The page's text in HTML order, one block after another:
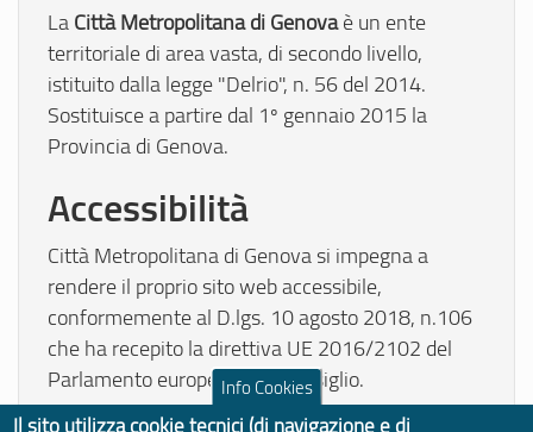
La Città Metropolitana di Genovaè un ente
territoriale di area vasta, di secondo livello,
istituito dalla legge "Delrio", n. 56 del 2014.
Sostituisce a partire dal 1º gennaio 2015 la
Provincia di Genova.
Accessibilità
Città Metropolitana di Genova si impegna a
rendere il proprio sito web accessibile,
conformemente al D.lgs. 10 agosto 2018, n.106
che ha recepito la direttiva UE 2016/2102 del
Parlamento europeo e del Consiglio.
Dichiarazione di Accessibilità
Info Cookies
Il sito utilizza cookie tecnici (di navigazione e di